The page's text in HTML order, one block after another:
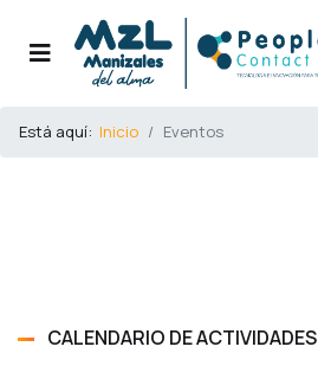
Está aquí: Inicio Eventos
CALENDARIO DE ACTIVIDADES